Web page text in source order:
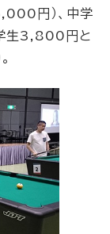
円）、中学
生3,800円と
。